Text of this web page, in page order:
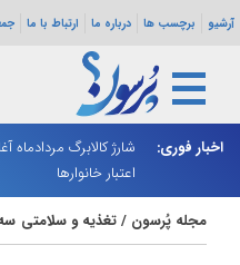
آرشیو برچسب ها درباره ما ارتباط با ما جمعه 16
اخبار فوری:
هرمز ادامه
شارژ کالابرگ مردادماه
اعتبار خانوارها
مجله پُرسون /تغذیه و سلامتی سه